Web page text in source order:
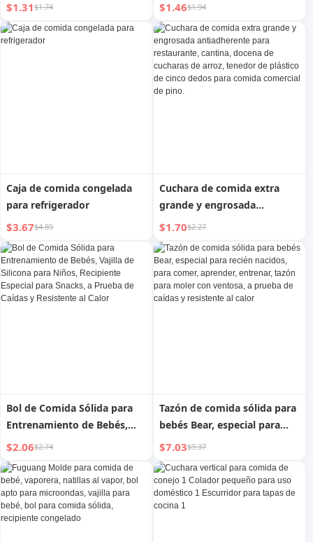
$1.31$1.74
gatos
$1.46$1.94
Caja de comida congelada
para refrigerador
$3.67$4.89
Cuchara de comida extra
grande y engrosada
antiadherente para
restaurante, cantina, docena
de cucharas de arroz,
tenedor de plástico de cinco
dedos para comida
comercial de pino.
$1.70$2.27
Bol de Comida Sólida para
Entrenamiento de Bebés,
Vajilla de Silicona para
Niños, Recipiente Especial
para Snacks, a Prueba de
Caídas y Resistente al Calor
$2.06$2.74
Tazón de comida sólida para
bebés Bear, especial para
recién nacidos, para comer,
aprender, entrenar, tazón
para moler con ventosa, a
prueba de caídas y
resistente al calor
$7.03$9.37